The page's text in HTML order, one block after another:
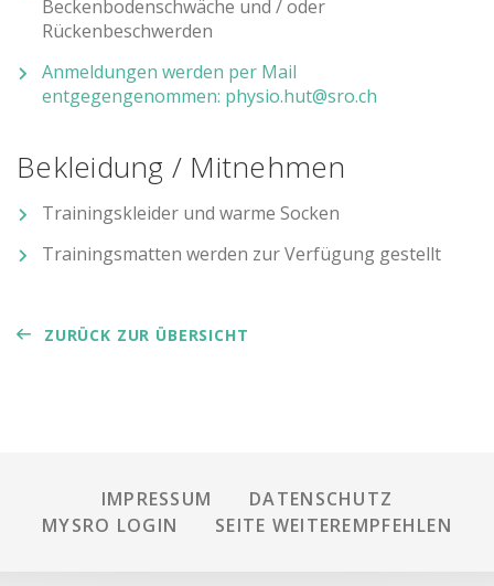
Beckenbodenschwäche und / oder
Rückenbeschwerden
Anmeldungen werden per Mail
entgegengenommen: physio.hut@sro.ch
Bekleidung / Mitnehmen
Trainingskleider und warme Socken
Trainingsmatten werden zur Verfügung gestellt
ZURÜCK ZUR ÜBERSICHT
IMPRESSUM
DATENSCHUTZ
MYSRO LOGIN
SEITE WEITEREMPFEHLEN